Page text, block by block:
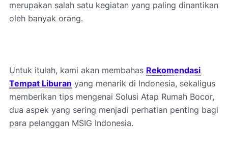
merupakan salah satu kegiatan yang paling dinantikan
oleh banyak orang.
Untuk itulah, kami akan membahas Rekomendasi
Tempat Liburan yang menarik di Indonesia, sekaligus
memberikan tips mengenai Solusi Atap Rumah Bocor,
dua aspek yang sering menjadi perhatian penting bagi
para pelanggan MSIG Indonesia.